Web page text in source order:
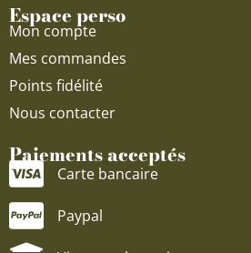
Espace perso
Mon compte
Mes commandes
Points fidélité
Nous contacter
Paiements acceptés
Carte bancaire
Paypal